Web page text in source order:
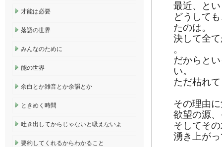
最近、と
どうして
たのは。
決して全
。
だからと
い。
ただ枯れ
その理由
欲望の源
そしてそ
湧き上が
才能は必要
落語の世界
みんなのために
能の世界
余白とか雑音とか余韻とか
ときめく時間
吐き出してからじゃないと吸えないよ
要約してくれるからわかること